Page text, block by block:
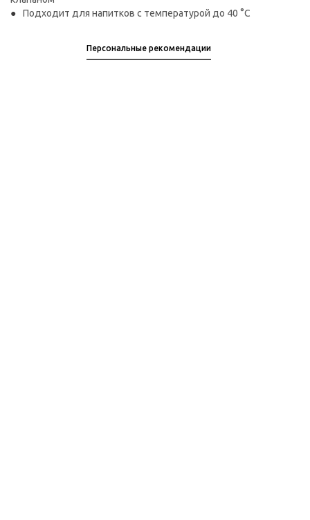
Подходит для напитков с температурой до 40 °C
Персональные рекомендации